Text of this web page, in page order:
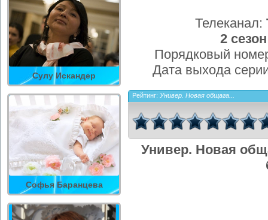
Сулу Искандер
Софья Баранцева
Телеканал:
2 сезон
Порядковый
Дата выхода
Рейтинг: Универ. Новая общага...
Универ. Новая